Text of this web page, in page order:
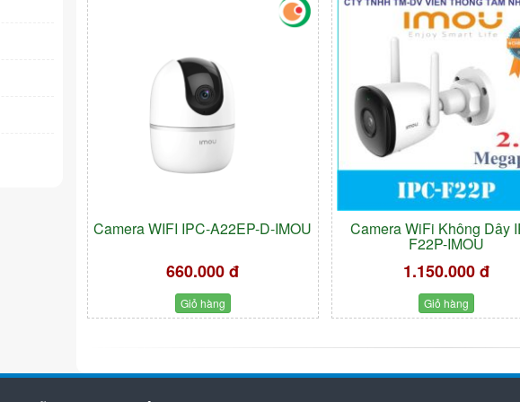
Camera WIFI IPC-A22EP-D-IMOU
660.000 đ
Giỏ hàng
Camera WiFi Không Dây
F22P-IMOU
1.150.000 đ
Giỏ hàng